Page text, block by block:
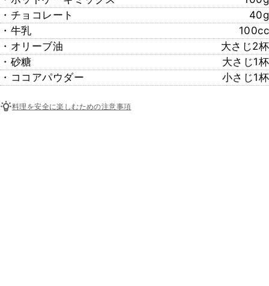
・チョコレート
40g
・牛乳
100cc
・オリーブ油
大さじ2杯
・砂糖
大さじ1杯
・ココアパウダー
小さじ1杯
料理を安全に楽しむための注意事項